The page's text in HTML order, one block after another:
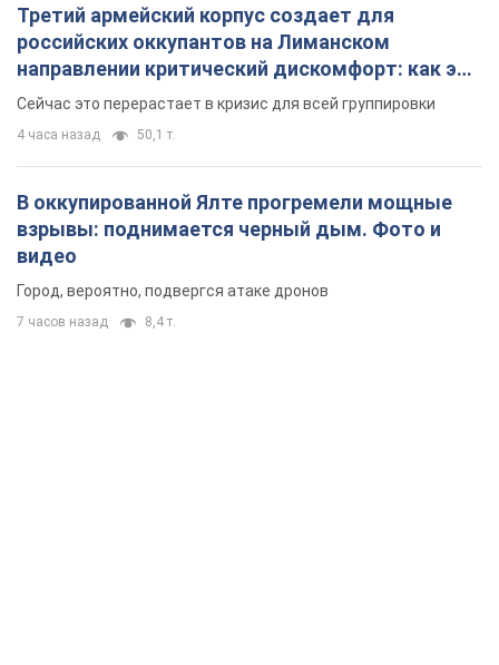
Третий армейский корпус создает для
российских оккупантов на Лиманском
направлении критический дискомфорт: как это
удалось
Сейчас это перерастает в кризис для всей группировки
4 часа назад 50,1 т.
В оккупированной Ялте прогремели мощные
взрывы: поднимается черный дым. Фото и
видео
Город, вероятно, подвергся атаке дронов
7 часов назад 8,4 т.